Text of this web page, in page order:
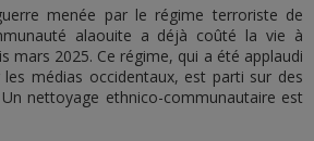
menée par le régime terroriste de
alaouite a déjà coûté la vie à
mars 2025. Ce régime, qui a été applaudi
médias occidentaux, est parti sur des
nettoyage ethnico-communautaire est